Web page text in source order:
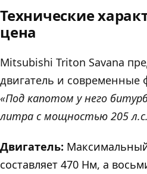
Технические
цена
Mitsubishi Triton Savana
двигатель и современные
«Под капотом у него
литра с мощностью 205
Двигатель:
составляет 470 Нм, а